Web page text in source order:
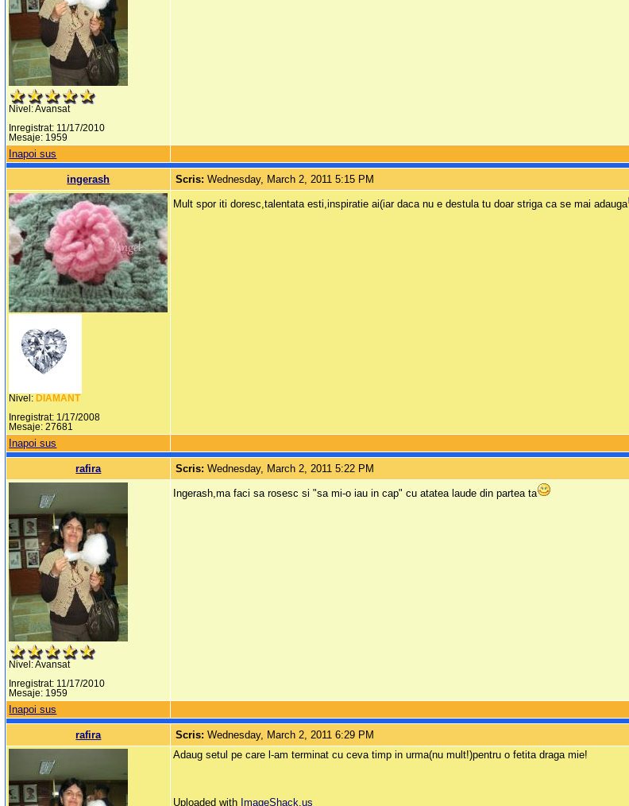
Nivel: Avansat
Inregistrat: 11/17/2010
Mesaje: 1959
Inapoi sus
ingerash Scris:Wednesday, March 2, 2011 5:15 PM
Nivel: DIAMANT
Inregistrat: 1/17/2008
Mesaje: 27681
Mult spor iti doresc,talentata esti,inspiratie ai(iar daca nu e destula tu doar striga ca se mai adauga
Inapoi sus
rafira Scris:Wednesday, March 2, 2011 5:22 PM
Nivel: Avansat
Inregistrat: 11/17/2010
Mesaje: 1959
Ingerash,ma faci sa rosesc si "sa mi-o iau in cap" cu atatea laude din partea ta
Inapoi sus
rafira Scris:Wednesday, March 2, 2011 6:29 PM
Adaug setul pe care l-am terminat cu ceva timp in urma(nu mult!)pentru o fetita draga mie!
Uploaded with ImageShack.us